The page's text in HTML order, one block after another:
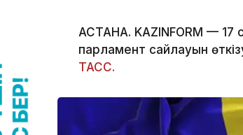
АСТАНА. KAZINFORM — 17
парламент сайлауын
ТАСС.